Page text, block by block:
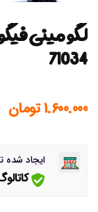
71034
1.600.000تومان
ایجاد